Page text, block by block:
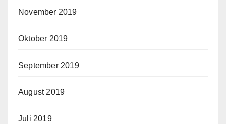
November 2019
Oktober 2019
September 2019
August 2019
Juli 2019